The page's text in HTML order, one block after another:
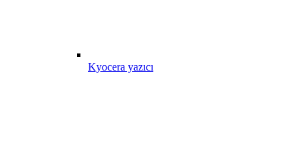
Kyocera yazıcı